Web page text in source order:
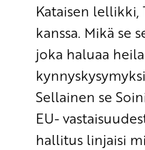
Kataisen
kanssa. Mikä
joka haluaa
Sellainen se
EU-
hallitus linjaisi